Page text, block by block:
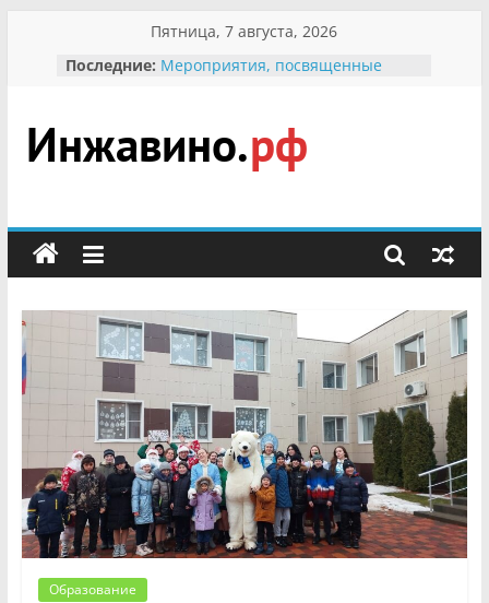
содержимому
Пятница, 7 августа, 2026
Последние: Мероприятия, посвященные
гражданин Инжавинского округа»
участнице Великой
Отечественной, фронтовичке
Безопасность в сети Интернет
мероприятии «Сохраним
первоцветы!»
В вольере Воронинского
заповедника родились крапчатые
суслики
Инжавино.рф
сельский
портал
Образование